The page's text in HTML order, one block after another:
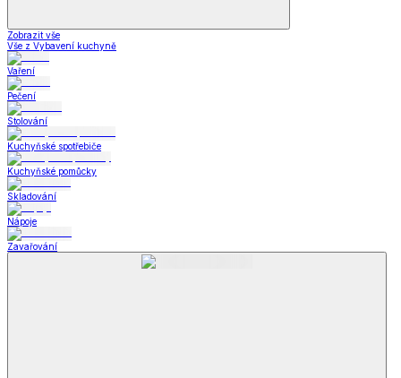
Zobrazit vše
Vše z Vybavení kuchyně
Vaření
Pečení
Stolování
Kuchyňské spotřebiče
Kuchyňské pomůcky
Skladování
Nápoje
Zavařování